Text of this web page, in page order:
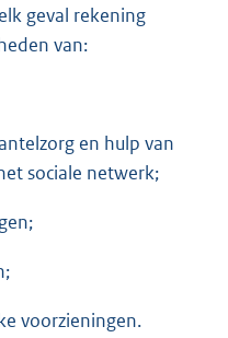
geval rekening
van:
en hulp van
sociale netwerk;
voorzieningen.